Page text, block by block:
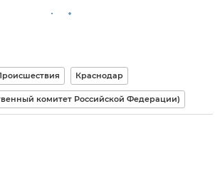
Краснодар
комитет Российской Федерации)